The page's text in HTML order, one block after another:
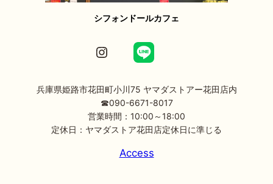
シフォンドールカフェ
Instagram
兵庫県姫路市花田町小川75 ヤマダストアー花田店内
☎090-6671-8017
営業時間：10:00～18:00
定休日：ヤマダストア花田店定休日に準じる
Access